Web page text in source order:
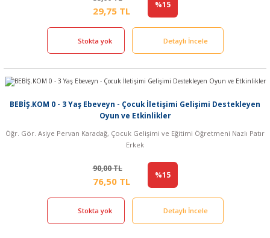
29,75 TL
%15
Stokta yok Detaylı İncele
BEBİŞ.KOM 0 - 3 Yaş Ebeveyn - Çocuk İletişimi Gelişimi Destekleyen
Oyun ve Etkinlikler
Öğr. Gör. Asiye Pervan Karadağ, Çocuk Gelişimi ve Eğitimi Öğretmeni Nazlı Patır
Erkek
90,00 TL
76,50 TL
%15
Stokta yok Detaylı İncele